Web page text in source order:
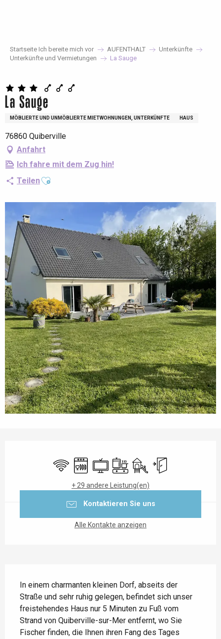
Startseite Ich bereite mich vor AUFENTHALT
Unterkünfte
Unterkünfte und Vermietungen
La Sauge
La Sauge
MÖBLIERTE UND UNMÖBLIERTE MIETWOHNUNGEN, UNTERKÜNFTE HAUS
76860 Quiberville
Anfahrt
Ich fahre mit dem Zug hin!
TeilenAjouter aux favoris
Wi-Fi Geschirrspülmaschine
FernsehenKochplatteSpiele für Kinder /
Unabhängiger
+ 29 andere Leistung(en)
Kontaktieren Sie uns
Alle Kontakte anzeigen
In einem charmanten kleinen Dorf, abseits der
Straße und sehr ruhig gelegen, befindet sich unser
freistehendes Haus nur 5 Minuten zu Fuß vom
Strand von Quiberville-sur-Mer entfernt, wo Sie
Fischer finden, die Ihnen ihren Fang des Tages